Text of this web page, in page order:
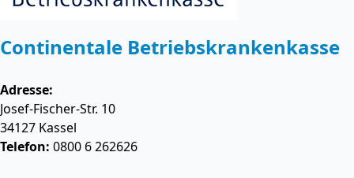
Continentale Betriebskrankenkasse
Adresse:
Josef-Fischer-Str. 10
34127 Kassel
Telefon: 0800 6 262626